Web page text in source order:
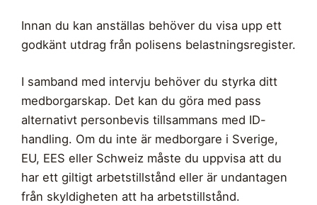
Innan du kan anställas behöver du visa upp ett
godkänt utdrag från polisens belastningsregister.
I samband med intervju behöver du styrka ditt
medborgarskap. Det kan du göra med pass
alternativt personbevis tillsammans med ID-
handling. Om du inte är medborgare i Sverige,
EU, EES eller Schweiz måste du uppvisa att du
har ett giltigt arbetstillstånd eller är undantagen
från skyldigheten att ha arbetstillstånd.